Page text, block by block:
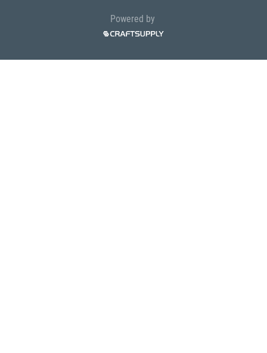
Powered by